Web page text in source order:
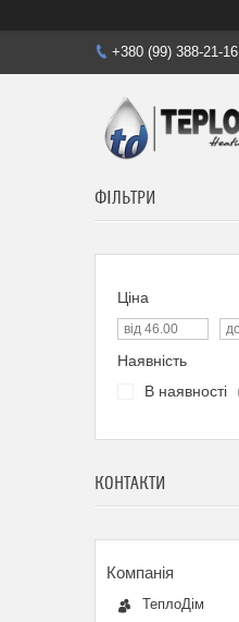
+380 (99) 388-21-16
ФІЛЬТРИ
Ціна
Наявність
В наявності
КОНТАКТИ
ТеплоДім